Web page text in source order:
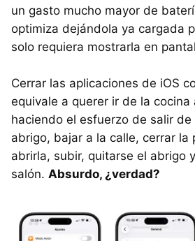
un gasto mucho mayor de
optimiza dejándola ya cargada
solo requiera mostrarla en
Cerrar las aplicaciones de iOS
equivale a querer ir de la cocina
haciendo el esfuerzo de salir de
abrigo, bajar a la calle, cerrar la
abrirla, subir, quitarse el abrigo
salón. Absurdo, ¿verdad?